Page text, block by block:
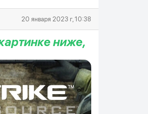
20 января 2023 г, 10:38
ниже,